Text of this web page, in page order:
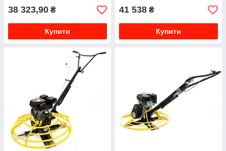
38 323,90 ₴
Купити
41 538 ₴
Купити